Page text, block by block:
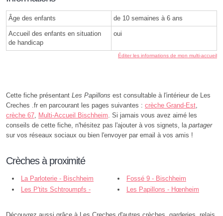
Âge des enfants de 10 semaines à 6 ans
Accueil des enfants en situation
de handicap
oui
Éditer les informations de mon multi-accueil
Cette fiche présentant Les Papillons est consultable à l'intérieur de Les
Creches .fr en parcourant les pages suivantes : crèche Grand-Est
crèche 67
Multi-Accueil Bischheim . Si jamais vous avez aimé les
conseils de cette fiche, n'hésitez pas l'ajouter à vos signets, la partager
sur vos réseaux sociaux ou bien l'envoyer par email à vos amis !
Crèches à proximité
La Parloterie - Bischheim
Fossé 9 - Bischheim
Les P'tits Schtroumpfs -
Les Papillons - Hœnheim